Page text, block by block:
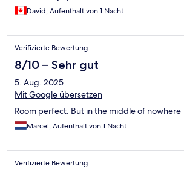
David, Aufenthalt von 1 Nacht
Verifizierte Bewertung
8/10 – Sehr gut
5. Aug. 2025
Mit Google übersetzen
Room perfect. But in the middle of nowhere
Marcel, Aufenthalt von 1 Nacht
Verifizierte Bewertung